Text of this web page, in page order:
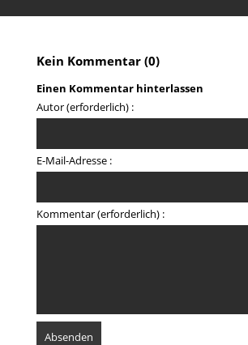
Kein Kommentar (0)
Einen Kommentar hinterlassen
Autor (erforderlich) :
E-Mail-Adresse :
Kommentar (erforderlich) :